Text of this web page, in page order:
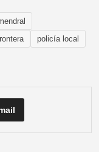
policía local